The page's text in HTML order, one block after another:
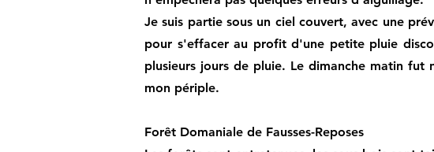
Je suis partie sous un ciel couvert, avec une
pour s'effacer au profit d'une petite pluie
plusieurs jours de pluie. Le dimanche matin
mon périple.
Forêt Domaniale de Fausses-Reposes